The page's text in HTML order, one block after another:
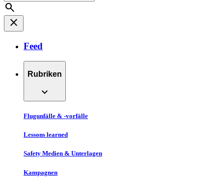
search
close
Feed
Rubriken
expand_more
Flugunfälle & -vorfälle
Lessons learned
Safety Medien & Unterlagen
Kampagnen